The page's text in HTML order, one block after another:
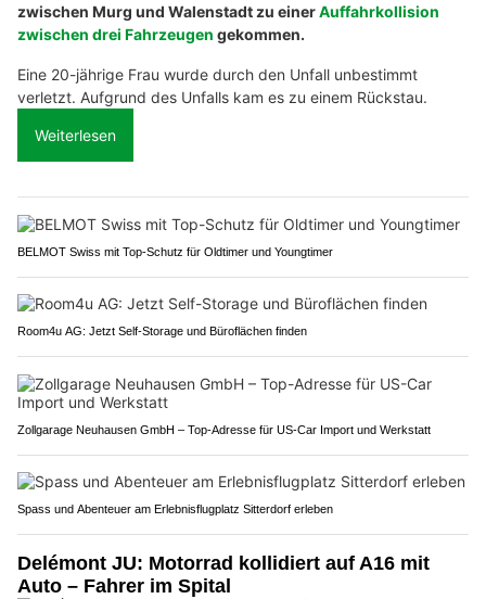
zwischen Murg und Walenstadt zu einerAuffahrkollision
zwischen drei Fahrzeugen gekommen.
Eine 20-jährige Frau wurde durch den Unfall unbestimmt
verletzt. Aufgrund des Unfalls kam es zu einem Rückstau.
Weiterlesen
BELMOT Swiss mit Top-Schutz für Oldtimer und Youngtimer
Room4u AG: Jetzt Self-Storage und Büroflächen finden
Zollgarage Neuhausen GmbH – Top-Adresse für US-Car Import und Werkstatt
Spass und Abenteuer am Erlebnisflugplatz Sitterdorf erleben
Delémont JU: Motorrad kollidiert auf A16 mit
Auto – Fahrer im Spital